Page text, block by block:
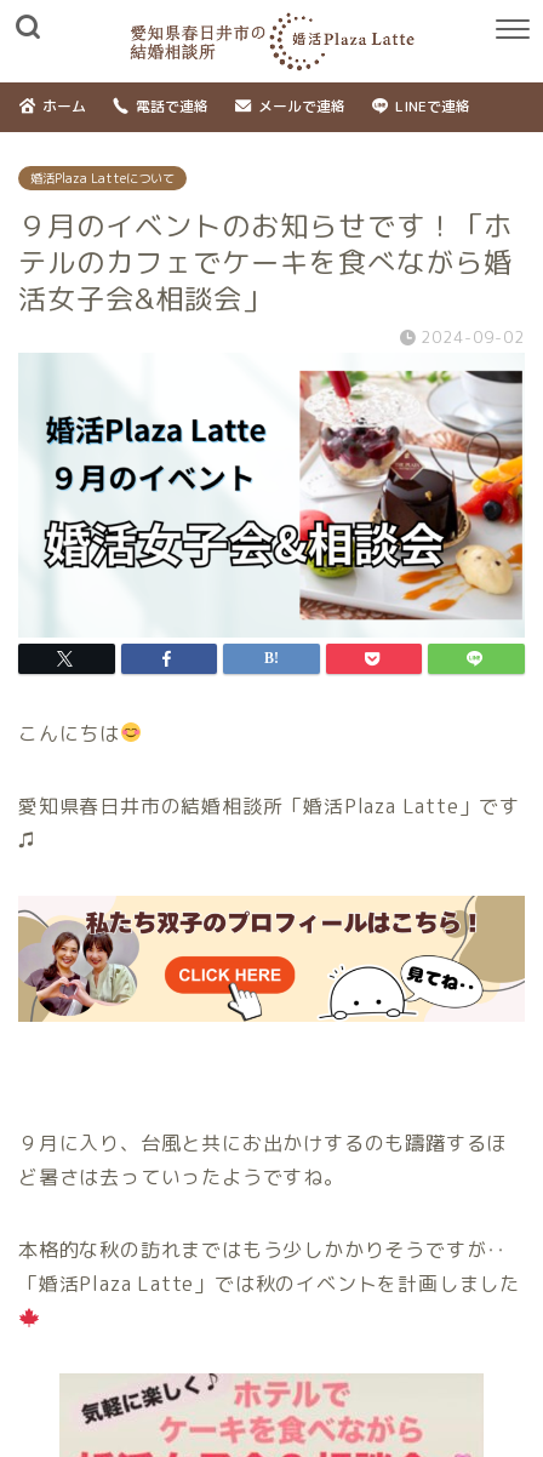
ホーム 電話で連絡 メールで連絡 LINEで連絡
婚活Plaza Latteについて
９月のイベントのお知らせです！「ホ
テルのカフェでケーキを食べながら婚
活女子会&相談会」
2024-09-02
こんにちは
愛知県春日井市の結婚相談所「婚活Plaza Latte」です
♫
９月に入り、台風と共にお出かけするのも躊躇するほ
ど暑さは去っていったようですね。
本格的な秋の訪れまではもう少しかかりそうですが‥
「婚活Plaza Latte」では秋のイベントを計画しました